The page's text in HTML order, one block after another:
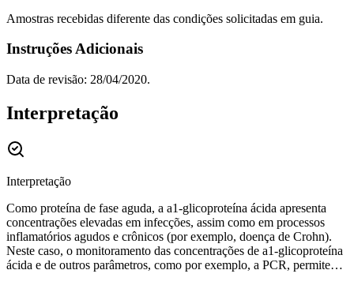
Amostras recebidas diferente das condições solicitadas em guia.
Instruções Adicionais
Data de revisão: 28/04/2020.
Interpretação
Interpretação
Como proteína de fase aguda, a a1-glicoproteína ácida apresenta
concentrações elevadas em infecções, assim como em processos
inflamatórios agudos e crônicos (por exemplo, doença de Crohn).
Neste caso, o monitoramento das concentrações de a1-glicoproteína
ácida e de outros parâmetros, como por exemplo, a PCR, permitem